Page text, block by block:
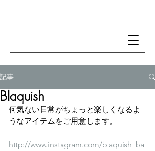
記事
Blaquish
何気ない日常がちょっと楽しくなるよ
うなアイテムをご用意します。
http://www.instagram.com/blaquish_ba